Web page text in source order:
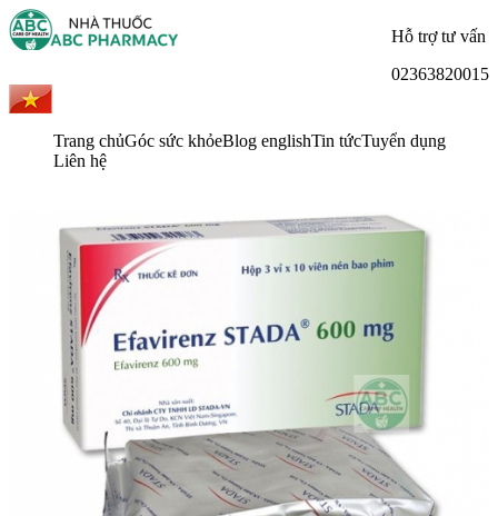
Hỗ trợ tư vấn
02363820015
Trang chủGóc sức khỏeBlog englishTin tứcTuyển dụng
Liên hệ